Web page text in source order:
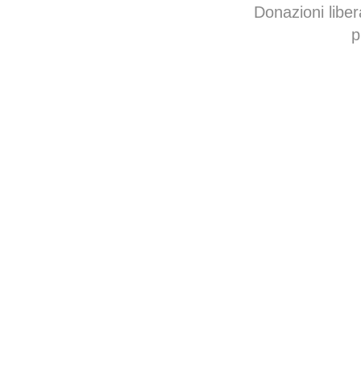
Donazioni